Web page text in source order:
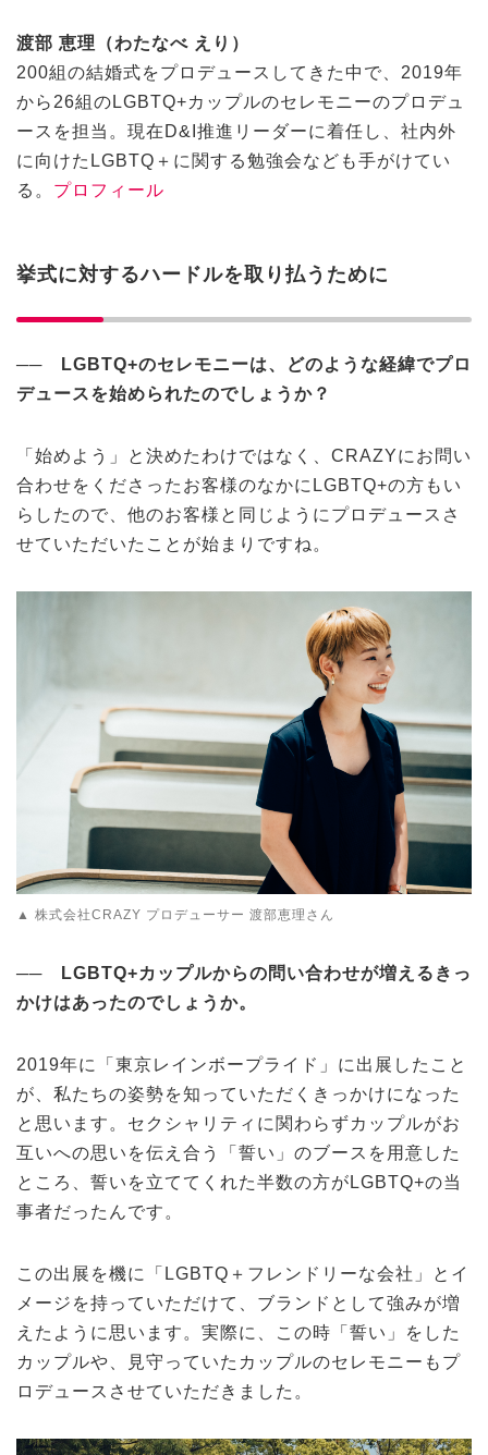
渡部 恵理（わたなべ えり）
200組の結婚式をプロデュースしてきた中で、2019年
から26組のLGBTQ+カップルのセレモニーのプロデュ
ースを担当。現在D&I推進リーダーに着任し、社内外
に向けたLGBTQ＋に関する勉強会なども手がけてい
る。 プロフィール
挙式に対するハードルを取り払うために
── LGBTQ+のセレモニーは、どのような経緯でプロ
デュースを始められたのでしょうか？
「始めよう」と決めたわけではなく、CRAZYにお問い
合わせをくださったお客様のなかにLGBTQ+の方もい
らしたので、他のお客様と同じようにプロデュースさ
せていただいたことが始まりですね。
▲ 株式会社CRAZY プロデューサー 渡部恵理さん
── LGBTQ+カップルからの問い合わせが増えるきっ
かけはあったのでしょうか。
2019年に「東京レインボープライド」に出展したこと
が、私たちの姿勢を知っていただくきっかけになった
と思います。セクシャリティに関わらずカップルがお
互いへの思いを伝え合う「誓い」のブースを用意した
ところ、誓いを立ててくれた半数の方がLGBTQ+の当
事者だったんです。
この出展を機に「LGBTQ＋フレンドリーな会社」とイ
メージを持っていただけて、ブランドとして強みが増
えたように思います。実際に、この時「誓い」をした
カップルや、見守っていたカップルのセレモニーもプ
ロデュースさせていただきました。